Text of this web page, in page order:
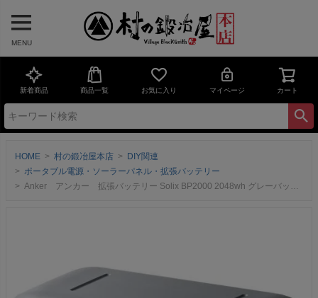
MENU
新着商品 商品一覧 お気に入り マイページ カート
HOME 村の鍛冶屋本店
DIY関連
ポータブル電源・ソーラーパネル・拡張バッテリー
Anker アンカー 拡張バッテリー Solix BP2000 2048wh グレーバッテリーだけでなく電子部品も約50000時間の長寿命化を実現A17831A1-85